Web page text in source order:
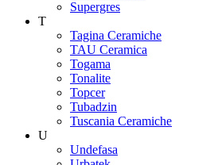
Supergres
T
Tagina Ceramiche
TAU Ceramica
Togama
Tonalite
Topcer
Tubadzin
Tuscania Ceramiche
U
Undefasa